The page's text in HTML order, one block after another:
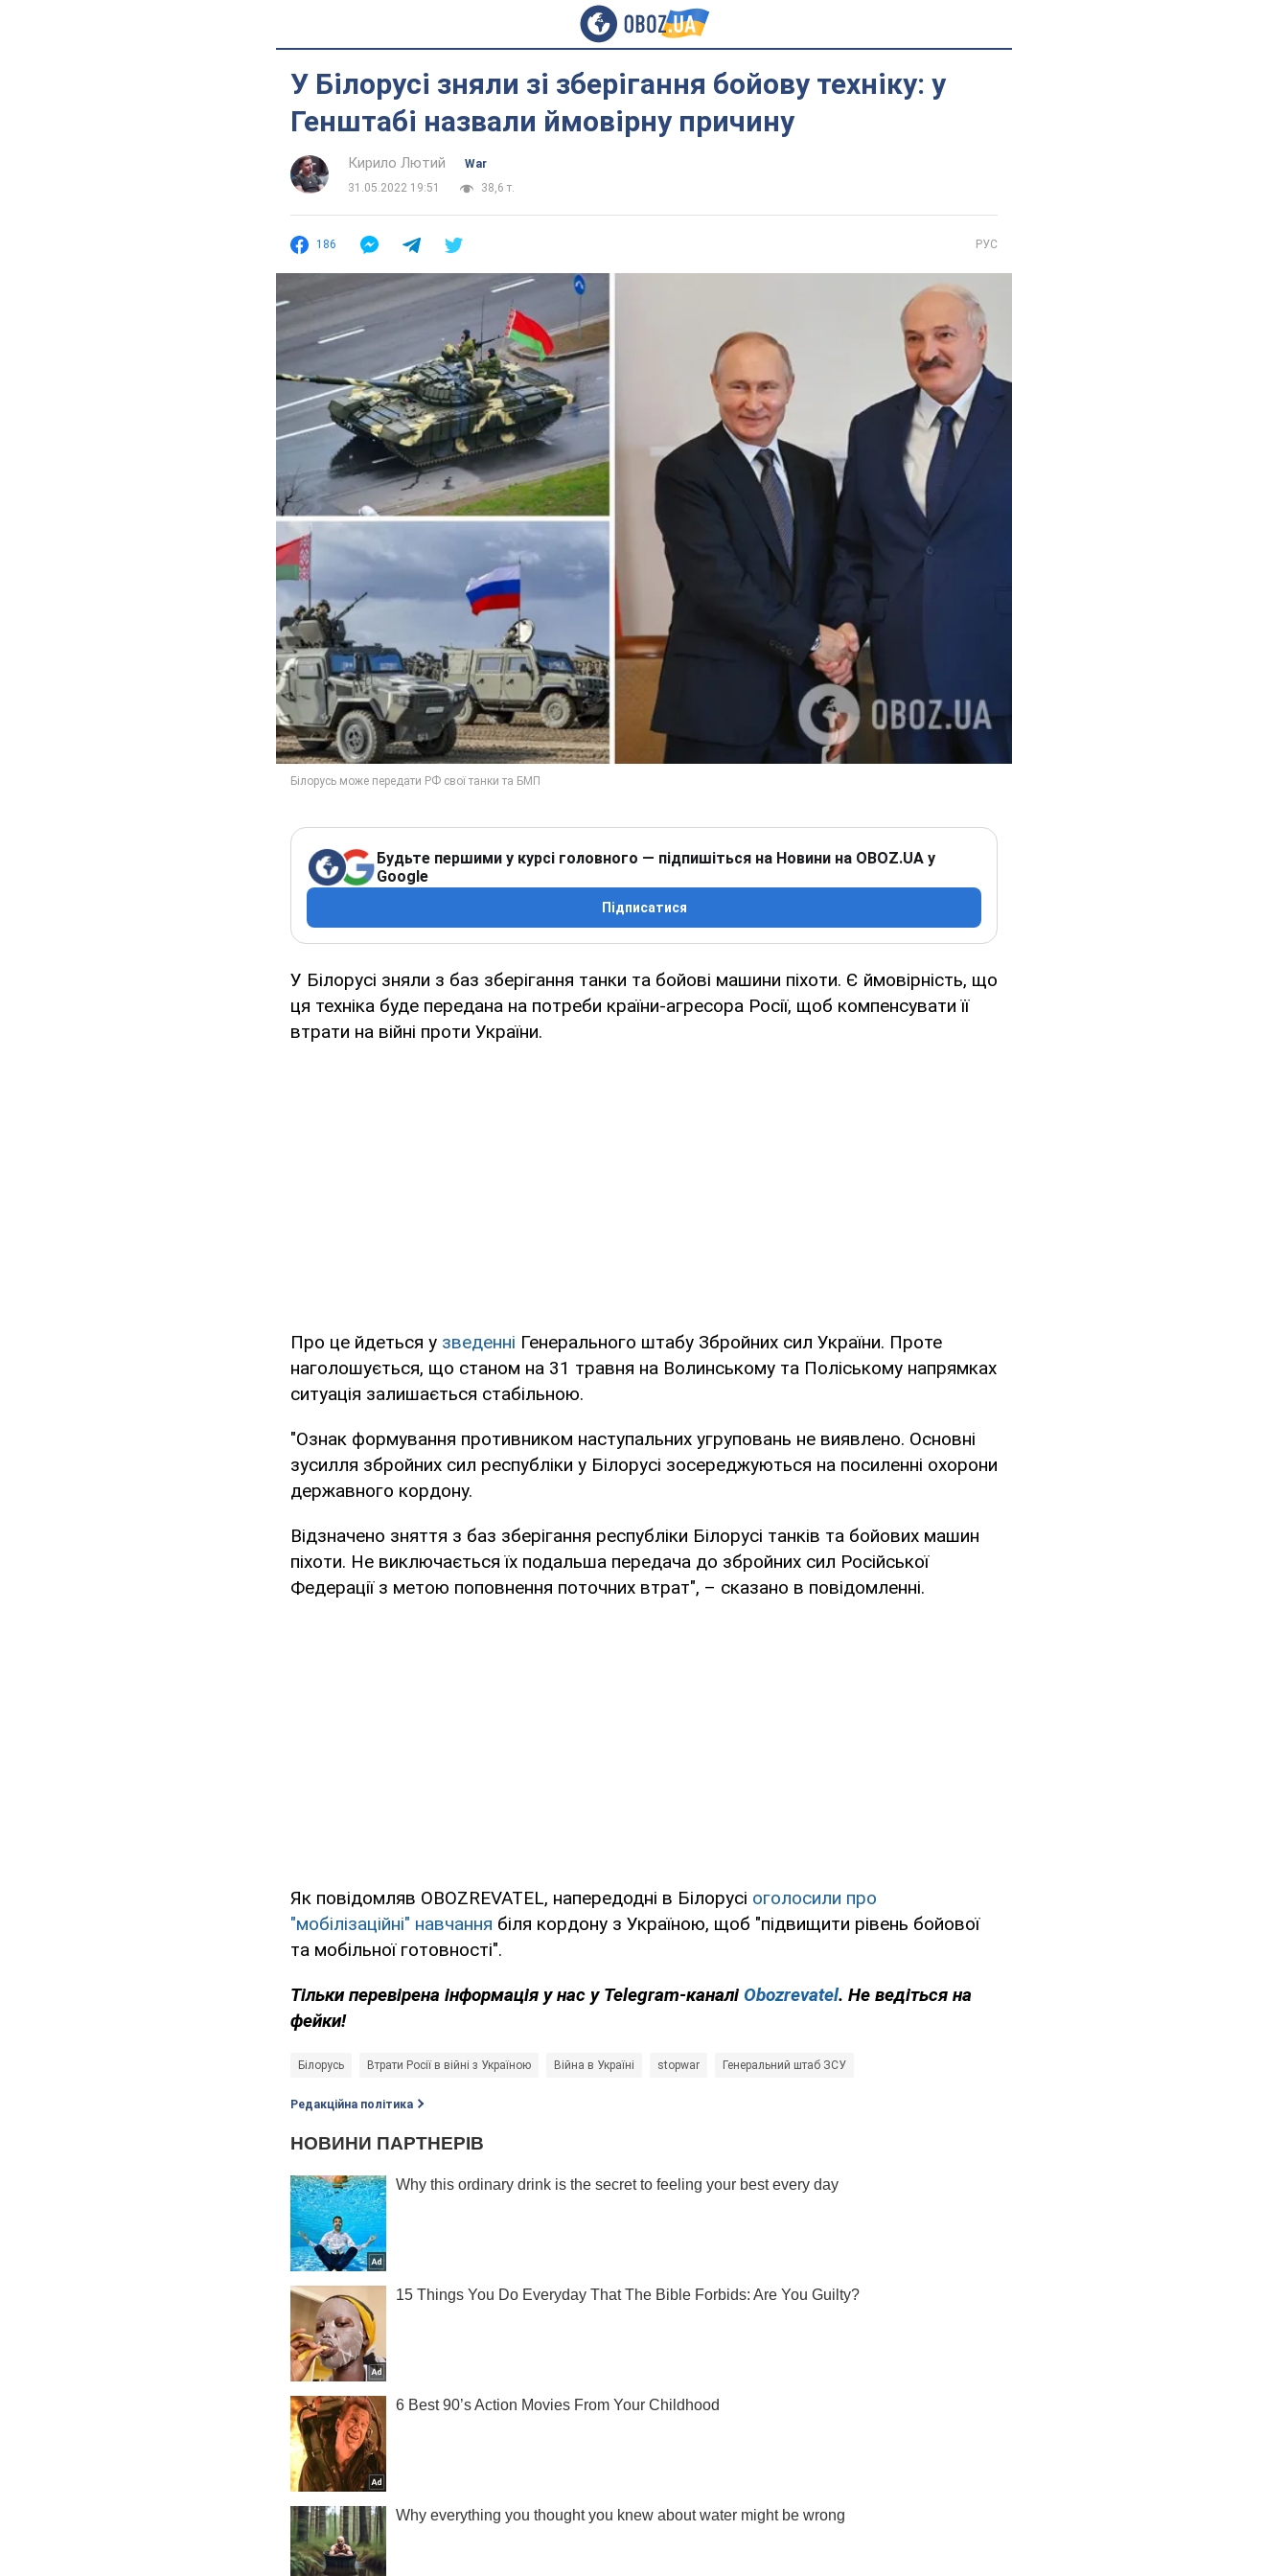
У Білорусі зняли зі зберігання бойову техніку: у
Генштабі назвали ймовірну причину
Кирило Лютий
War
31.05.2022 19:51
38,6 т.
186 РУС
Будьте першими у курсі головного — підпишіться на Новини на OBOZ.UA у
Google
Підписатися
У Білорусі зняли з баз зберігання танки та бойові машини піхоти. Є ймовірність, що
ця техніка буде передана на потреби країни-агресора Росії, щоб компенсувати її
втрати на війні проти України.
Про це йдеться у зведенні Генерального штабу Збройних сил України. Проте
наголошується, що станом на 31 травня на Волинському та Поліському напрямках
ситуація залишається стабільною.
"Ознак формування противником наступальних угруповань не виявлено. Основні
зусилля збройних сил республіки у Білорусі зосереджуються на посиленні охорони
державного кордону.
Відзначено зняття з баз зберігання республіки Білорусі танків та бойових машин
піхоти. Не виключається їх подальша передача до збройних сил Російської
Федерації з метою поповнення поточних втрат", – сказано в повідомленні.
Як повідомляв OBOZREVATEL, напередодні в Білорусі оголосили про
"мобілізаційні" навчання біля кордону з Україною, щоб "підвищити рівень бойової
та мобільної готовності".
Тільки перевірена інформація у нас у Telegram-каналі Obozrevatel. Не ведіться на
фейки!
Білорусь Втрати Росії в війні з Україною Війна в Україні stopwar Генеральний штаб ЗСУ
Редакційна політика